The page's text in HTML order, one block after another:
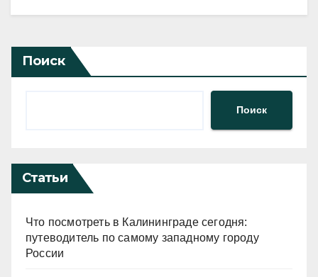
Поиск
Поиск
Статьи
Что посмотреть в Калининграде сегодня:
путеводитель по самому западному городу
России